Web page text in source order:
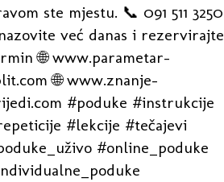
ste mjestu. 📞 091 511 3250
već danas i rezervirajte
🌐 www.parametar-
🌐 www.znanje-
#poduke #instrukcije
#lekcije #tečajevi
#online_poduke